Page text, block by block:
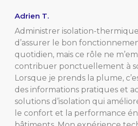
Adrien T.
Administrer isolation-
d’assurer le bon
quotidien, mais ce rôle ne
contribuer ponctuellement à
Lorsque je prends la plume,
des informations pratiques et
solutions d’isolation qui
le confort et la performance